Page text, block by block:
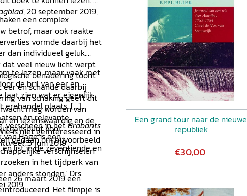
, 20 september 2019,
een complex
betrof, maar ook raakte
vormde daarbij het
dan individueel geluk.
dat veel nieuw licht werpt
benadering toont
eer en schande daarbij
van schaking geeft dit
mag worden van
en lezenswaardig en de
is niet geïnteresseerd in
, 5 juni 2019
te lezen, maar vaak met
de bril van eer en
laat zien wat er eigenlijk
erehandel plaats. [...]
én relevante
voor
gedaan om bijvoorbeeld
verschijnselen
in het tijdperk van
anders stonden.' Drs.
2019
verscheen in hetBrabants
van Hage is een
list in de zeventiende en
26 maart 2019 een
Het filmpje is
Een grand tour naar de nieuwe
republiek
€30,00